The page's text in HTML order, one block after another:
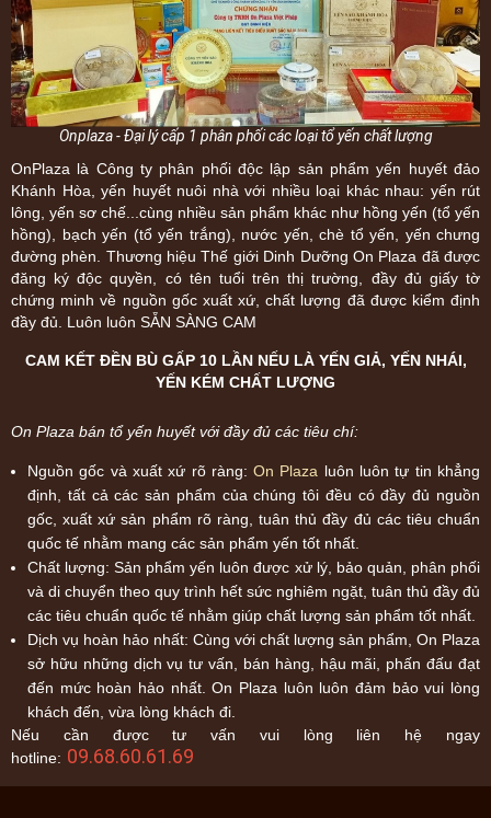
Onplaza - Đại lý cấp 1 phân phối các loại tổ yến chất lượng
OnPlaza là Công ty phân phối độc lập sản phẩm yến huyết đảo
Khánh Hòa, yến huyết nuôi nhà với nhiều loại khác nhau: yến rút
lông, yến sơ chế...cùng nhiều sản phẩm khác như hồng yến (tổ yến
hồng), bạch yến (tổ yến trắng), nước yến, chè tổ yến, yến chưng
đường phèn. Thương hiệu Thế giới Dinh Dưỡng On Plaza đã được
đăng ký độc quyền, có tên tuổi trên thị trường, đầy đủ giấy tờ
chứng minh về nguồn gốc xuất xứ, chất lượng đã được kiểm định
đầy đủ. Luôn luôn SẴN SÀNG CAM
CAM KẾT ĐỀN BÙ GẤP 10 LẦN NẾU LÀ YẾN GIẢ, YẾN NHÁI,
YẾN KÉM CHẤT LƯỢNG
On Plaza bán tổ yến huyết với đầy đủ các tiêu chí:
Nguồn gốc và xuất xứ rõ ràng:On Plaza luôn luôn tự tin khẳng
định, tất cả các sản phẩm của chúng tôi đều có đầy đủ nguồn
gốc, xuất xứ sản phẩm rõ ràng, tuân thủ đầy đủ các tiêu chuẩn
quốc tế nhằm mang các sản phẩm yến tốt nhất.
Chất lượng: Sản phẩm yến luôn được xử lý, bảo quản, phân phối
và di chuyển theo quy trình hết sức nghiêm ngặt, tuân thủ đầy đủ
các tiêu chuẩn quốc tế nhằm giúp chất lượng sản phẩm tốt nhất.
Dịch vụ hoàn hảo nhất: Cùng với chất lượng sản phẩm, On Plaza
sở hữu những dịch vụ tư vấn, bán hàng, hậu mãi, phấn đấu đạt
đến mức hoàn hảo nhất. On Plaza luôn luôn đảm bảo vui lòng
khách đến, vừa lòng khách đi.
Nếu cần được tư vấn vui lòng liên hệ ngay
hotline: 09.68.60.61.69